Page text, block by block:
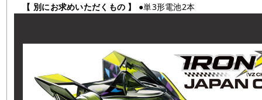
【 別にお求めいただくもの 】 ●単3形電池2本